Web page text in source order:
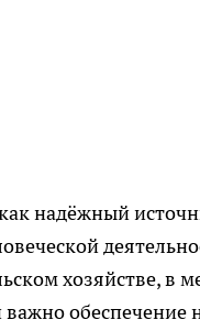
надёжный
хозяйстве, в
важно обеспечение